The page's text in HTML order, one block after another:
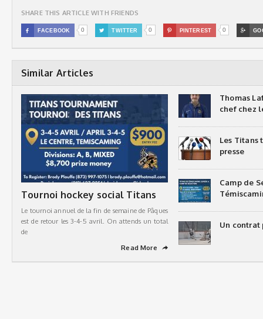
SHARE THIS ARTICLE WITH FRIENDS
 FACEBOOK 0  TWITTER 0  PINTEREST 0 
Similar Articles
Tournoi hockey social Titans
Le tournoi annuel de la fin de semaine de Pâques
est de retour les 3-4-5 avril. On attends un total
de
Read More
➦
Thomas
chef chez
Les Titans
presse
Camp de
Un contrat